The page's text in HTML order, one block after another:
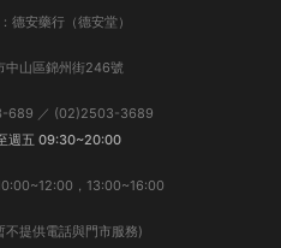
德安藥行（德安堂）
中山區錦州街246號
689 ／ (02)2503-3689
週五 09:30~20:00
，13:00~16:00
不提供電話與門市服務)